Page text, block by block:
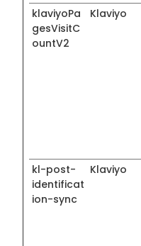
klaviyoPa
gesVisitC
ountV2
Klaviyo
kl-post-
identificat
ion-sync
Klaviyo